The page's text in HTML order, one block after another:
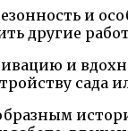
и
другие
и
сада